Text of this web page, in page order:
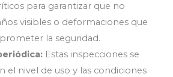
para garantizar que no
visibles o deformaciones que
la seguridad.
Estas inspecciones se
el nivel de uso y las condiciones